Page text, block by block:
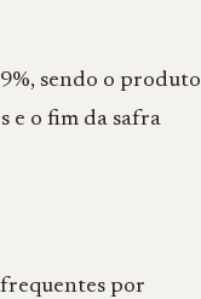
sendo o produto
e o fim da safra
por